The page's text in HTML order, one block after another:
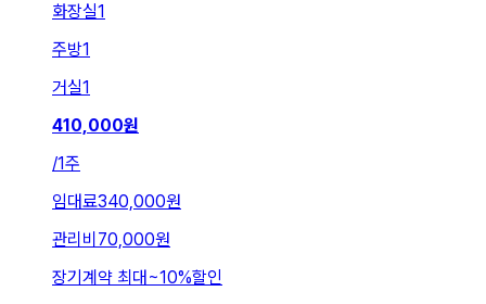
화장실1
주방1
거실1
410,000원
/1주
임대료340,000원
관리비 70,000원
장기계약 최대 ~10%할인